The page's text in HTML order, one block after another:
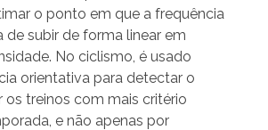
o ponto em que a frequência
de subir de forma linear em
No ciclismo, é usado
orientativa para detectar o
os treinos com mais critério
e não apenas por